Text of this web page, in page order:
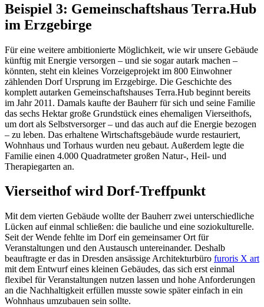
Beispiel 3: Gemeinschaftshaus Terra.Hub
im Erzgebirge
Für eine weitere ambitionierte Möglichkeit, wie wir unsere Gebäude
künftig mit Energie versorgen – und sie sogar autark machen –
könnten, steht ein kleines Vorzeigeprojekt im 800 Einwohner
zählenden Dorf Ursprung im Erzgebirge. Die Geschichte des
komplett autarken Gemeinschaftshauses Terra.Hub beginnt bereits
im Jahr 2011. Damals kaufte der Bauherr für sich und seine Familie
das sechs Hektar große Grundstück eines ehemaligen Vierseithofs,
um dort als Selbstversorger – und das auch auf die Energie bezogen
– zu leben. Das erhaltene Wirtschaftsgebäude wurde restauriert,
Wohnhaus und Torhaus wurden neu gebaut. Außerdem legte die
Familie einen 4.000 Quadratmeter großen Natur-, Heil- und
Therapiegarten an.
Vierseithof wird Dorf-Treffpunkt
Mit dem vierten Gebäude wollte der Bauherr zwei unterschiedliche
Lücken auf einmal schließen: die bauliche und eine soziokulturelle.
Seit der Wende fehlte im Dorf ein gemeinsamer Ort für
Veranstaltungen und den Austausch untereinander. Deshalb
beauftragte er das in Dresden ansässige Architekturbüro furoris X art
mit dem Entwurf eines kleinen Gebäudes, das sich erst einmal
flexibel für Veranstaltungen nutzen lassen und hohe Anforderungen
an die Nachhaltigkeit erfüllen musste sowie später einfach in ein
Wohnhaus umzubauen sein sollte.